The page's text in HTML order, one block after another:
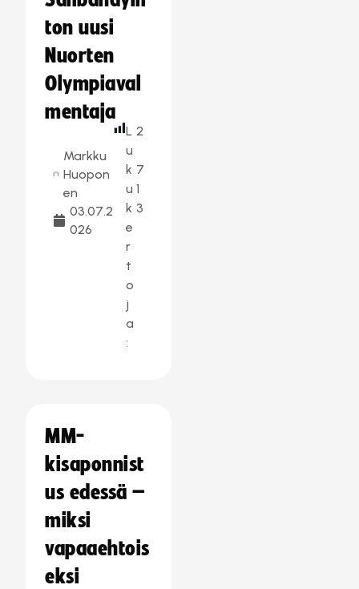
ton uusi
Nuorten
Olympiaval
mentaja
Markku
Huopon
en
03.07.2
026
L
u
k
u
k
e
r
t
o
j
a
:
2
7
1
3
MM-
kisaponnist
us edessä –
miksi
vapaaehtois
eksi